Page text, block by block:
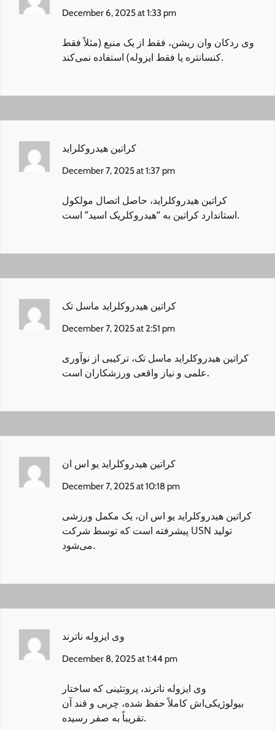
December 6, 2025 at 1:33 pm
وی ردکان وان ریشن، فقط از یک منبع (مثلاً فقط
کنسانتره یا فقط ایزوله) استفاده نمی‌کند.
کراتین هیدروکلراید
December 7, 2025 at 1:37 pm
کراتین هیدروکلراید، حاصل اتصال مولکول
استاندارد کراتین به “هیدروکلریک اسید” است.
کراتین هیدروکلراید ماسل تک
December 7, 2025 at 2:51 pm
کراتین هیدروکلراید ماسل تک، ترکیبی از نوآوری
علمی و نیاز واقعی ورزشکاران است.
کراتین هیدروکلراید یو اس ان
December 7, 2025 at 10:18 pm
کراتین هیدروکلراید یو اس ان، یک مکمل ورزشی
پیشرفته است که توسط شرکت USN تولید
می‌شود.
وی ایزوله ناترند
December 8, 2025 at 1:44 pm
وی ایزوله ناترند، پروتئینی که ساختار
بیولوژیکی‌اش کاملاً حفظ شده، چربی و قند آن
تقریباً به صفر رسیده.